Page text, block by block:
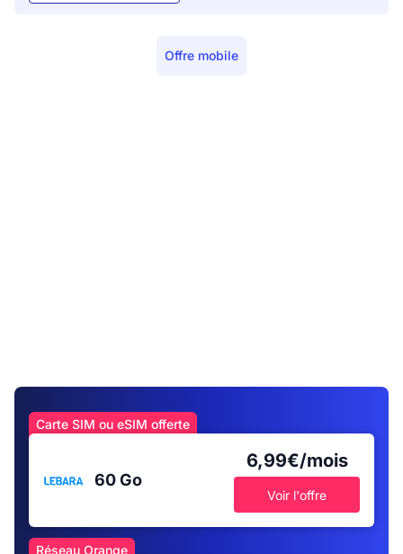
Offre mobile
Carte SIM ou eSIM offerte
60 Go
6,99€/mois
Voir l'offre
Réseau Orange